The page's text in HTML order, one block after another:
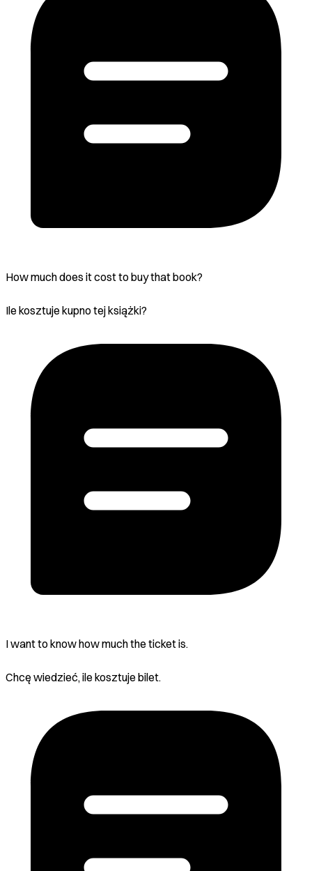
How much does it cost to buy that book?
Ile kosztuje kupno tej książki?
I want to know how much the ticket is.
Chcę wiedzieć, ile kosztuje bilet.